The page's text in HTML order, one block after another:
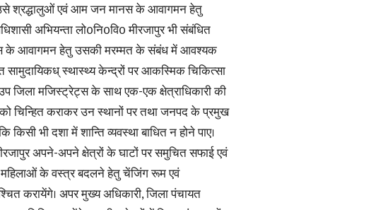
उसे श्रद्धालुओं एवं आम जन मानस के आवागमन हेतु
अभियन्ता लो0नि0वि0 मीरजापुर भी संबंधित
के आवागमन हेतु उसकी मरम्मत के संबंध में आवश्यक
सामुदायिकध् स्थास्थ्य केन्द्रों पर आकस्मिक चिकित्सा
जिला मजिस्ट्रेट्स के साथ एक-एक क्षेत्राधिकारी की
चिन्हित कराकर उन स्थानों पर तथा जनपद के प्रमुख
भी दशा में शान्ति व्यवस्था बाधित न होने पाए।
अपने-अपने क्षेत्रों के घाटों पर समुचित सफाई एवं
महिलाओं के वस्त्र बदलने हेतु चेंजिंग रूम एवं
करायेंगे। अपर मुख्य अधिकारी, जिला पंचायत